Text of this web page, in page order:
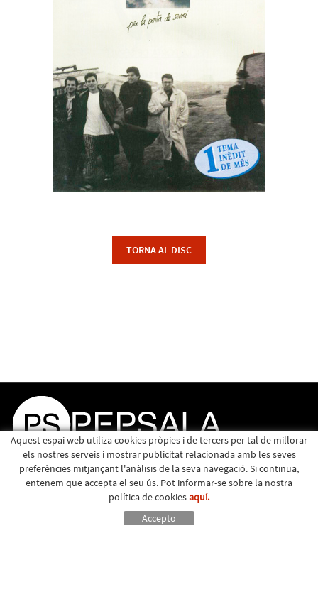
TORNA AL DISC
Aquest espai web utiliza cookies pròpies i de tercers per tal de millorar
els nostres serveis i mostrar publicitat relacionada amb les seves
preferències mitjançant l'anàlisis de la seva navegació. Si continua,
entenem que accepta el seu ús. Pot informar-se sobre la nostra
política de cookiesaquí.
Accepto